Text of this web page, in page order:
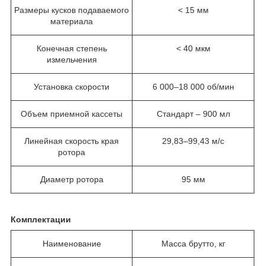
Размеры кусков подаваемого
материала
< 15 мм
Конечная степень
измельчения
< 40 мкм
Установка скорости 6 000–18 000 об/мин
Объем приемной кассеты Стандарт – 900 мл
Линейная скорость края
ротора
29,83–99,43 м/с
Диаметр ротора 95 мм
Комплектации
Наименование Масса брутто, кг